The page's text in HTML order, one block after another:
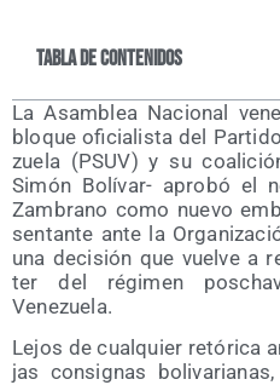
Tabla de contenidos
La Asam­blea Nacio­nal
blo­que ofi­cia­lis­ta del
zue­la (PSUV) y su
Simón Bolí­var- apro­bó el
Zam­brano como nue­vo
sen­tan­te ante la
una deci­sión que vuel­ve a
ter del régi­men
Venezuela.
Lejos de cual­quier retó­ri­ca
jas con­sig­nas